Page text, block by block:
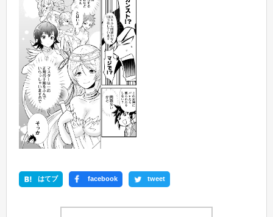
はてブ facebook tweet